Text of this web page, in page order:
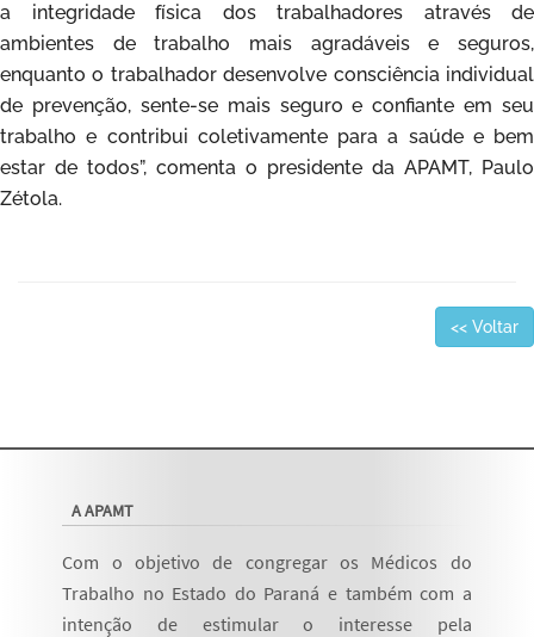
a integridade física dos trabalhadores através de
ambientes de trabalho mais agradáveis e seguros,
enquanto o trabalhador desenvolve consciência individual
de prevenção, sente-se mais seguro e confiante em seu
trabalho e contribui coletivamente para a saúde e bem
estar de todos”, comenta o presidente da APAMT, Paulo
Zétola.
<< Voltar
A APAMT
Com o objetivo de congregar os Médicos do
Trabalho no Estado do Paraná e também com a
intenção de estimular o interesse pela